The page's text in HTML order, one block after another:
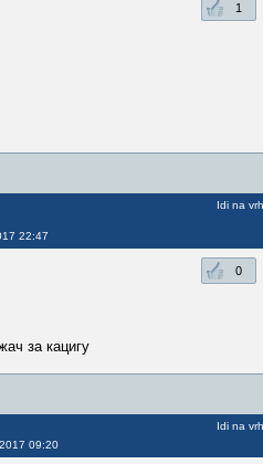
1
22:47
Idi na vrh
0
за кацигу
09:20
Idi na vrh